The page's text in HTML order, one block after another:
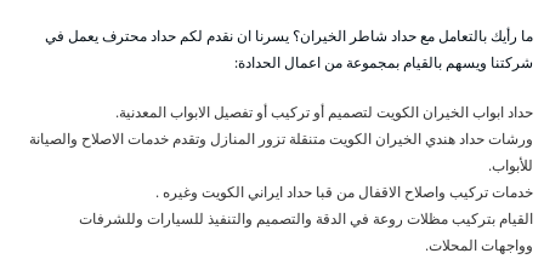
ما رأيك بالتعامل مع حداد شاطر الخيران؟ يسرنا ان نقدم لكم حداد محترف يعمل في
شركتنا ويسهم بالقيام بمجموعة من اعمال الحدادة:
حداد ابواب الخيران الكويت لتصميم أو تركيب أو تفصيل الابواب المعدنية.
ورشات حداد هندي الخيران الكويت متنقلة تزور المنازل وتقدم خدمات الاصلاح والصيانة
للأبواب.
خدمات تركيب واصلاح الاقفال من قبا حداد ايراني الكويت وغيره .
القيام بتركيب مظلات روعة في الدقة والتصميم والتنفيذ للسيارات وللشرفات
وواجهات المحلات.